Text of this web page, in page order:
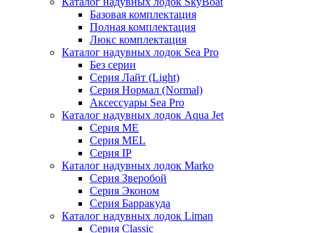
Базовая комплектация
Полная комплектация
Люкс комплектация
Каталог надувных лодок Sea Pro
Без серии
Серия Лайт (Light)
Серия Нормал (Normal)
Аксессуары Sea Pro
Каталог надувных лодок Aqua Jet
Серия ME
Серия MEL
Серия IP
Каталог надувных лодок Marko
Серия Зверобой
Серия Эконом
Серия Барракуда
Каталог надувных лодок Liman
Серия Classic